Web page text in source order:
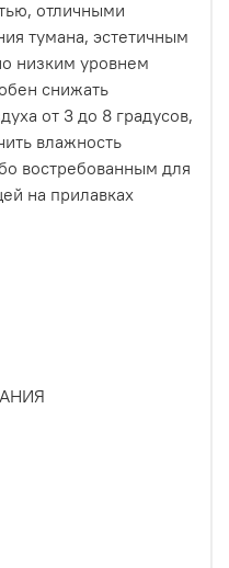
отличными
тумана, эстетичным
низким уровнем
снижать
от 3 до 8 градусов,
влажность
востребованным для
на прилавках